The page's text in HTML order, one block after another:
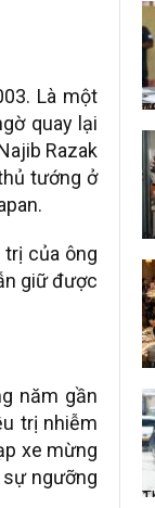
Là một
quay lại
Razak
tướng ở
của ông
giữ được
năm gần
trị nhiễm
xe mừng
ngưỡng
05/
04/